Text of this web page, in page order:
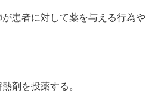
患者に対して薬を与える行為や
剤を投薬する。